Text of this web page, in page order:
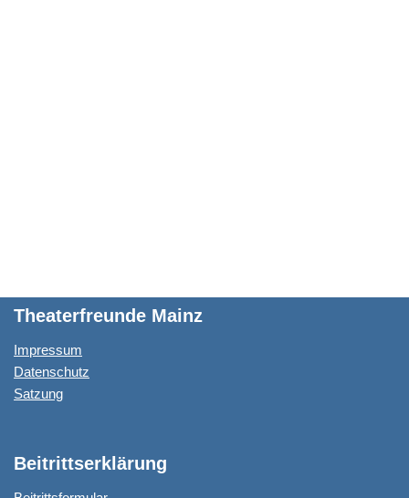
Theaterfreunde Mainz
Impressum
Datenschutz
Satzung
Beitrittserklärung